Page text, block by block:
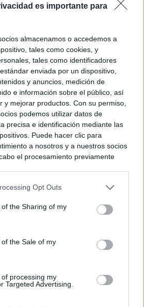
es importante para
almacenamos o accedemos a
tales como cookies, y
tales como identificadores
enviada por un dispositivo,
y anuncios, medición de
e información sobre el público, así
y mejorar productos. Con su permiso,
podemos utilizar datos de
precisa e identificación mediante las
Puede hacer clic para
a nosotros y a nuestros socios
el procesamiento previamente
Tenga en cuenta que algún
pero usted tiene el derecho de
Sus preferencias se aplicarán
de nuevo en este sitio web o
de privacidad.
Opt Outs
the Sharing of my
the Sale of my
processing my
Targeted Advertising.